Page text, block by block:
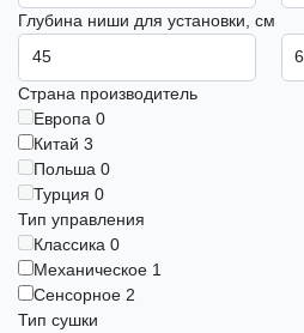
Глубина ниши для установки, см
Страна производитель
Европа 0
Китай 3
Польша 0
Турция 0
Тип управления
Классика 0
Механическое 1
Сенсорное 2
Тип сушки